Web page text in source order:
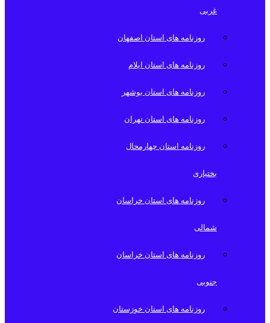
غربی
روزنامه های استان اصفهان
روزنامه های استان ایلام
روزنامه های استان بوشهر
روزنامه های استان تهران
روزنامه استان چهارمحال
بختیاری
روزنامه های استان خراسان
شمالی
روزنامه های استان خراسان
جنوبی
روزنامه های استان خوزستان